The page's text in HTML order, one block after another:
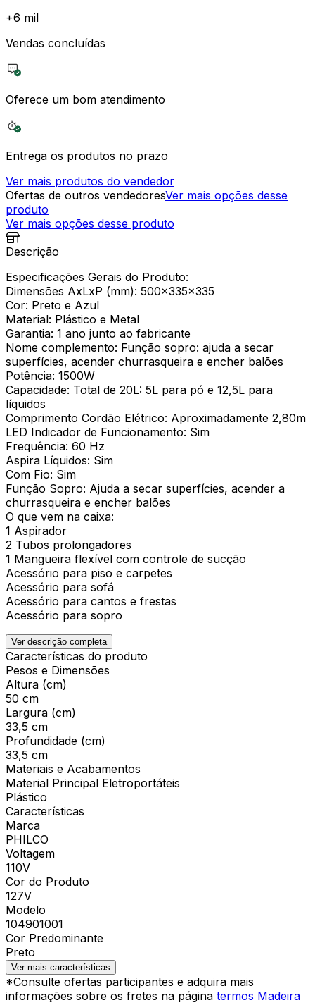
+6 mil
Vendas concluídas
Oferece um bom atendimento
Entrega os produtos no prazo
Ver mais produtos do vendedor
Ofertas de outros vendedoresVer mais opções desse
produto
Ver mais opções desse produto
Descrição
Especificações Gerais do Produto:
Dimensões AxLxP (mm): 500x335x335
Cor: Preto e Azul
Material: Plástico e Metal
Garantia: 1 ano junto ao fabricante
Nome complemento: Função sopro: ajuda a secar
superfícies, acender churrasqueira e encher balões
Potência: 1500W
Capacidade: Total de 20L: 5L para pó e 12,5L para
líquidos
Comprimento Cordão Elétrico: Aproximadamente 2,80m
LED Indicador de Funcionamento: Sim
Frequência: 60 Hz
Aspira Líquidos: Sim
Com Fio: Sim
Função Sopro: Ajuda a secar superfícies, acender a
churrasqueira e encher balões
O que vem na caixa:
1 Aspirador
2 Tubos prolongadores
1 Mangueira flexível com controle de sucção
Acessório para piso e carpetes
Acessório para sofá
Acessório para cantos e frestas
Acessório para sopro
Ver descrição completa
Características do produto
Pesos e Dimensões
Altura (cm)
50 cm
Largura (cm)
33,5 cm
Profundidade (cm)
33,5 cm
Materiais e Acabamentos
Material Principal Eletroportáteis
Plástico
Características
Marca
PHILCO
Voltagem
110V
Cor do Produto
127V
Modelo
104901001
Cor Predominante
Preto
Ver mais características
*Consulte ofertas participantes e adquira mais
informações sobre os fretes na página termos Madeira